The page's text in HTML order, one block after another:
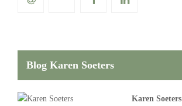
Blog Karen Soeters
Karen Soeters